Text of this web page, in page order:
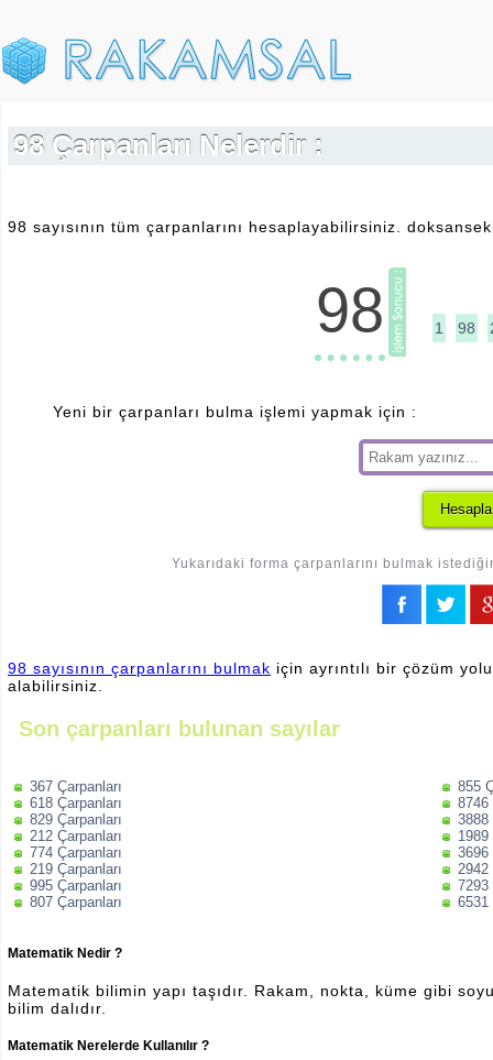
98 Çarpanları Nelerdir :
98 sayısının tüm çarpanlarını hesaplayabilirsiniz.
98 1 98
Yeni bir çarpanları bulma işlemi yapmak için :
Yukarıdaki forma çarpanlarını bulmak
98 sayısının çarpanlarını bulmak için ayrıntılı bir çözüm
alabilirsiniz.
Son çarpanları bulunan sayılar
367 Çarpanları
618 Çarpanları
829 Çarpanları
212 Çarpanları
774 Çarpanları
219 Çarpanları
995 Çarpanları
807 Çarpanları
855
8746
3888
1989
3696
2942
7293
6531
Matematik Nedir ?
Matematik bilimin yapı taşıdır. Rakam, nokta, küme gibi
bilim dalıdır.
Matematik Nerelerde Kullanılır ?